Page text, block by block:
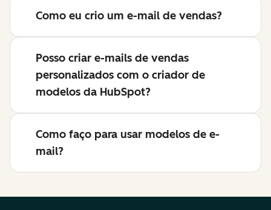
Como eu crio um e-mail de vendas?
Posso criar e-mails de vendas
personalizados com o criador de
modelos da HubSpot?
Como faço para usar modelos de e-
mail?